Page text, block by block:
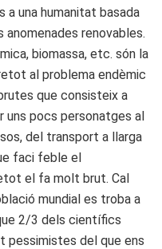
a una humanitat basada
renovables.
biomassa, etc. són la
al problema endèmic
que consisteix a
uns pocs personatges al
del transport a llarga
faci feble el
el fa molt brut. Cal
mundial es troba a
2/3 dels científics
pessimistes del que ens